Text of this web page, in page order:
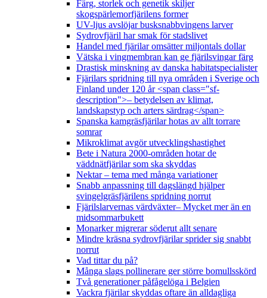
Färg, storlek och genetik skiljer
skogspärlemorfjärilens former
UV-ljus avslöjar busksnabbvingens larver
Sydrovfjäril har smak för stadslivet
Handel med fjärilar omsätter miljontals dollar
Vätska i vingmembran kan ge fjärilsvingar färg
Drastisk minskning av danska habitatspecialister
Fjärilars spridning till nya områden i Sverige och
Finland under 120 år <span class="sf-
description">– betydelsen av klimat,
landskapstyp och arters särdrag</span>
Spanska kamgräsfjärilar hotas av allt torrare
somrar
Mikroklimat avgör utvecklingshastighet
Bete i Natura 2000-områden hotar de
väddnätfjärilar som ska skyddas
Nektar – tema med många variationer
Snabb anpassning till dagslängd hjälper
svingelgräsfjärilens spridning norrut
Fjärilslarvernas värdväxter– Mycket mer än en
midsommarbukett
Monarker migrerar söderut allt senare
Mindre kräsna sydrovfjärilar sprider sig snabbt
norrut
Vad tittar du på?
Många slags pollinerare ger större bomullsskörd
Två generationer påfågelöga i Belgien
Vackra fjärilar skyddas oftare än alldagliga